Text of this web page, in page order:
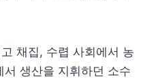
채집, 수렵 사회에서 농
생산을 지휘하던 소수